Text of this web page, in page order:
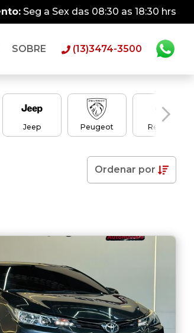
Seg a Sex das 08:30 as 18:30 hrs
SOBRE (13)3474-3500
Jeep Peugeot Renault
Ordenar por